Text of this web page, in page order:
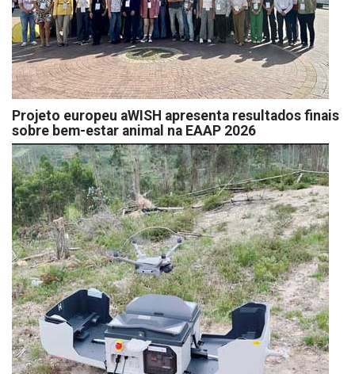
Projeto europeu aWISH apresenta resultados finais
sobre bem-estar animal na EAAP 2026